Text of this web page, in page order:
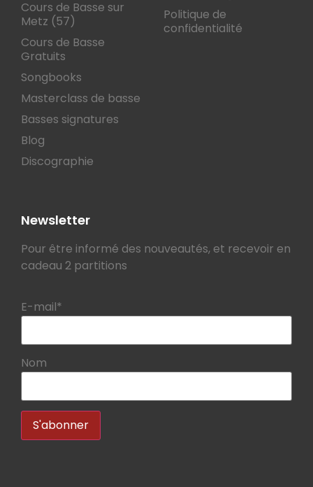
Cours de Basse sur
Metz (57)
Cours de Basse
Gratuits
Songbooks
Masterclass de basse
Basses signatures
Blog
Discographie
Politique de
confidentialité
Newsletter
Pour être informé des nouveautés, et recevoir en
cadeau 2 partitions
E-mail*
Nom